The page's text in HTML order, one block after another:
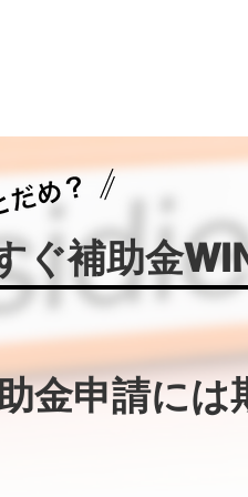
ぐ補助金
金申請には